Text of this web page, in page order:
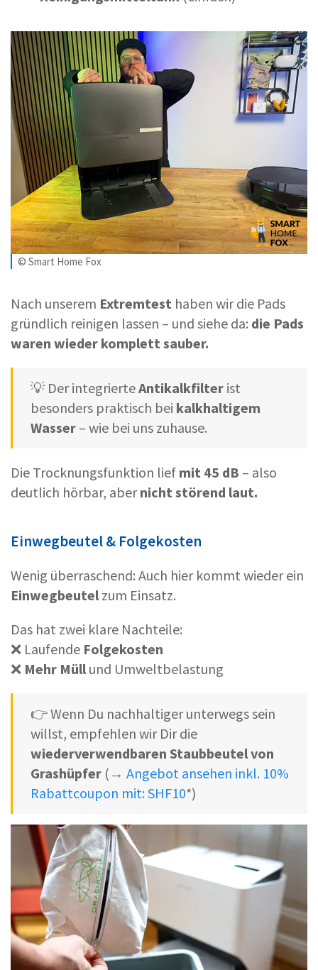
© Smart Home Fox
Nach unserem Extremtest haben wir die Pads
gründlich reinigen lassen – und siehe da: die Pads
waren wieder komplett sauber.
💡 Der integrierteAntikalkfilter ist
besonders praktisch bei kalkhaltigem
Wasser – wie bei uns zuhause.
Die Trocknungsfunktion lief mit 45 dB – also
deutlich hörbar, abernicht störend laut.
Einwegbeutel & Folgekosten
Wenig überraschend: Auch hier kommt wieder ein
Einwegbeutel zum Einsatz.
Das hat zwei klare Nachteile:
❌ Laufende Folgekosten
❌ Mehr Müll und Umweltbelastung
👉 Wenn Du nachhaltiger unterwegs sein
willst, empfehlen wir Dir die
wiederverwendbaren Staubbeutel von
Grashüpfer (→ Angebot ansehen inkl. 10%
Rabattcoupon mit: SHF10*)